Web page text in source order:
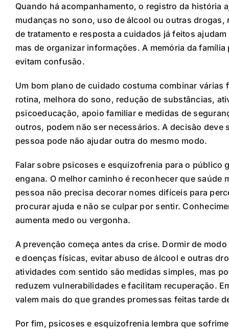
Quando há acompanhamento, o registro da história
mudanças no sono, uso de álcool ou outras
de tratamento e resposta a cuidados já feitos
mas de organizar informações. A memória da
evitam confusão.
Um bom plano de cuidado costuma combinar
rotina, melhora do sono, redução de substâncias,
psicoeducação, apoio familiar e medidas de
outros, podem não ser necessários. A decisão deve
pessoa pode não ajudar outra do mesmo modo.
Falar sobre psicoses e esquizofrenia para o
engana. O melhor caminho é reconhecer que saúde
pessoa não precisa decorar nomes difíceis para
procurar ajuda e não se culpar por sentir.
aumenta medo ou vergonha.
A prevenção começa antes da crise. Dormir de
e doenças físicas, evitar abuso de álcool e outras
atividades com sentido são medidas simples, mas
reduzem vulnerabilidades e facilitam recuperação.
valem mais do que grandes promessas feitas tarde
Por fim, psicoses e esquizofrenia lembra que